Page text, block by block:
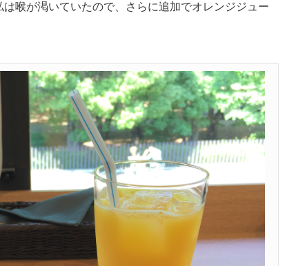
喉が渇いていたので、さらに追加でオレンジジュー